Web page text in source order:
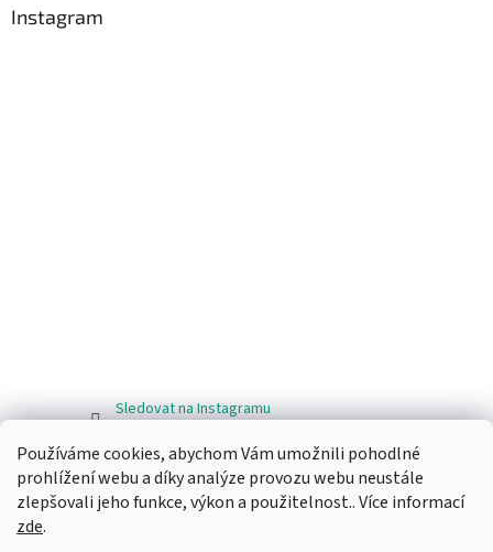
Používáme cookies, abychom Vám umožnili pohodlné
prohlížení webu a díky analýze provozu webu neustále
zlepšovali jeho funkce, výkon a použitelnost.. Více informací
zde.
Instagram
Sledovat na Instagramu
Facebook